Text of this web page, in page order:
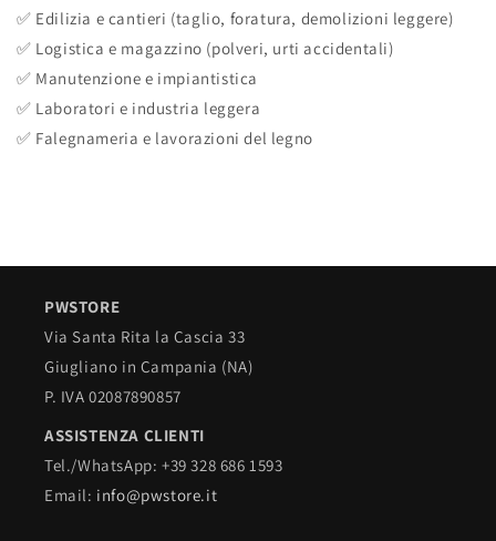
✅ Edilizia e cantieri (taglio, foratura, demolizioni leggere)
✅ Logistica e magazzino (polveri, urti accidentali)
✅ Manutenzione e impiantistica
✅ Laboratori e industria leggera
✅ Falegnameria e lavorazioni del legno
PWSTORE
Via Santa Rita la Cascia 33
Giugliano in Campania (NA)
P. IVA 02087890857
ASSISTENZA CLIENTI
Tel./WhatsApp: +39 328 686 1593
Email: info@pwstore.it